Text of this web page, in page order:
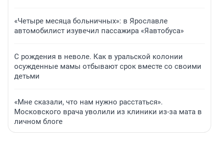
«Четыре месяца больничных»: в Ярославле
автомобилист изувечил пассажира «Яавтобуса»
С рождения в неволе. Как в уральской колонии
осужденные мамы отбывают срок вместе со своими
детьми
«Мне сказали, что нам нужно расстаться».
Московского врача уволили из клиники из-за мата в
личном блоге